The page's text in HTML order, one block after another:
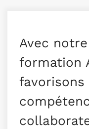
Avec
formation
favorisons